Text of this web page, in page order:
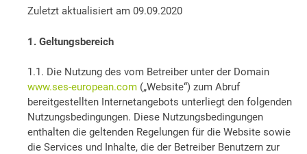
Zuletzt aktualisiert am 09.09.2020
1. Geltungsbereich
1.1. Die Nutzung des vom Betreiber unter der Domain
www.ses-european.com („Website“) zum Abruf
bereitgestellten Internetangebots unterliegt den folgenden
Nutzungsbedingungen. Diese Nutzungsbedingungen
enthalten die geltenden Regelungen für die Website sowie
die Services und Inhalte, die der Betreiber Benutzern zur